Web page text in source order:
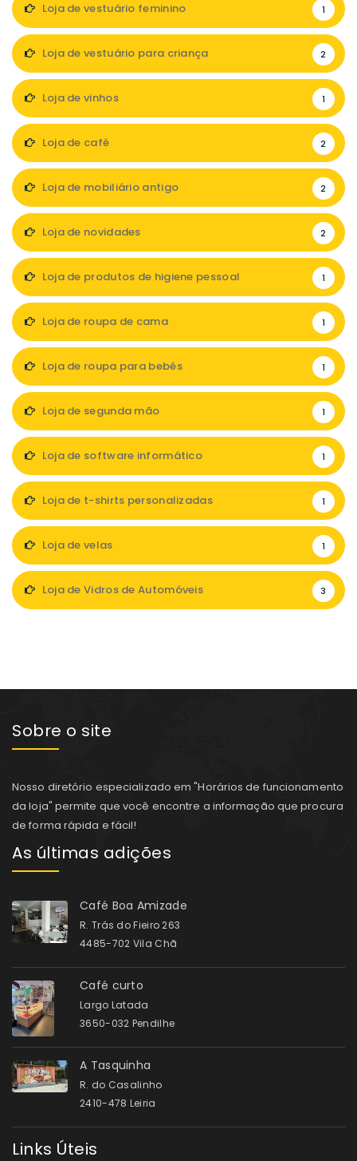
Loja de vestuário feminino 1
Loja de vestuário para criança 2
Loja de vinhos 1
Loja de café 2
Loja de mobiliário antigo 2
Loja de novidades 2
Loja de produtos de higiene pessoal 1
Loja de roupa de cama 1
Loja de roupa para bebés 1
Loja de segunda mão 1
Loja de software informático 1
Loja de t-shirts personalizadas 1
Loja de velas 1
Loja de Vidros de Automóveis 3
Sobre o site
Nosso diretório especializado em "Horários de funcionamento
da loja" permite que você encontre a informação que procura
de forma rápida e fácil!
As últimas adições
Café Boa Amizade
R. Trás do Fieiro 263
4485-702 Vila Chã
Café curto
Largo Latada
3650-032 Pendilhe
A Tasquinha
R. do Casalinho
2410-478 Leiria
Links Úteis